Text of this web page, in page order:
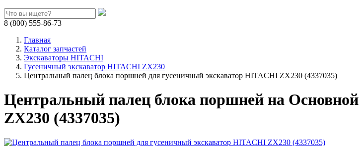
8 (800) 555-86-73
Главная
Каталог запчастей
Экскаваторы HITACHI
Гусеничный экскаватор HITACHI ZX230
Центральный палец блока поршней для гусеничный экскаватор HITACHI ZX230 (4337035)
Центральный палец блока поршней на
ZX230 (4337035)